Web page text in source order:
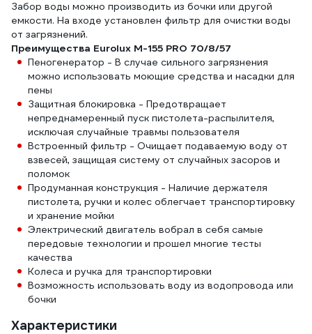
Забор воды можно производить из бочки или другой
емкости. На входе установлен фильтр для очистки воды
от загрязнений.
Преимущества Eurolux M-155 PRO 70/8/57
Пеногенератор - В случае сильного загрязнения
можно использовать моющие средства и насадки для
пены
Защитная блокировка - Предотвращает
непреднамеренный пуск пистолета-распылителя,
исключая случайные травмы пользователя
Встроенный фильтр - Очищает подаваемую воду от
взвесей, защищая систему от случайных засоров и
поломок
Продуманная конструкция - Наличие держателя
пистолета, ручки и колес облегчает транспортировку
и хранение мойки
Электрический двигатель вобрал в себя самые
передовые технологии и прошел многие тесты
качества
Колеса и ручка для транспортировки
Возможность использовать воду из водопровода или
бочки
Характеристики